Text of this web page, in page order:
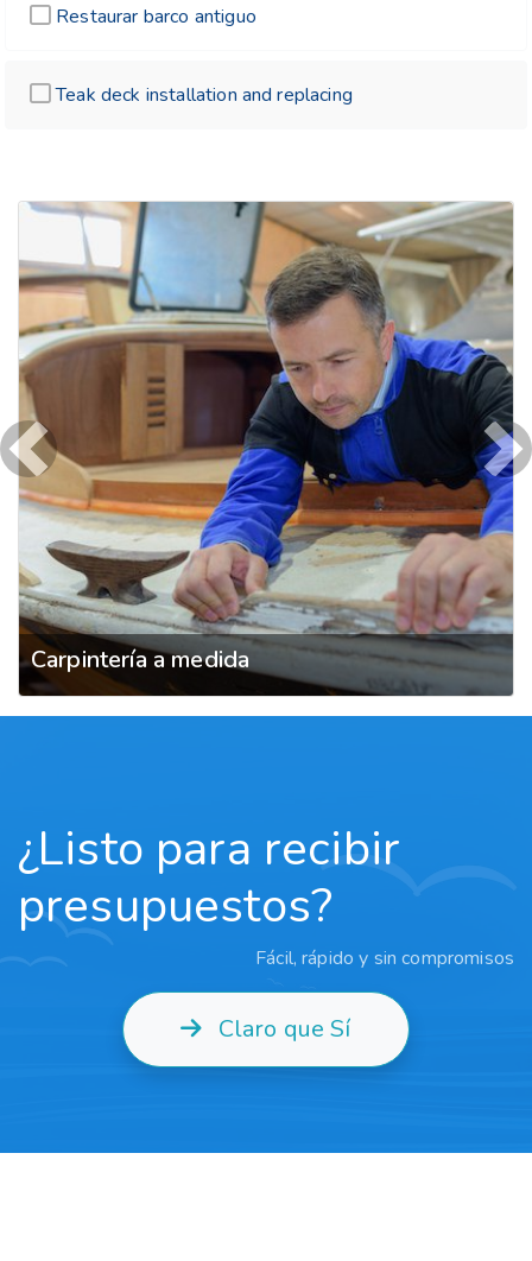
Restaurar barco antiguo
Teak deck installation and replacing
Carpintería a medida
Previous
¿Listo para recibir
presupuestos?
Fácil, rápido y sin compromisos
Claro que Sí